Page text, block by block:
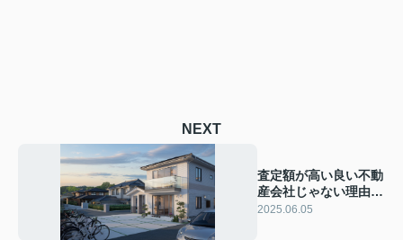
NEXT
査定額が高い良い不動
産会社じゃない理由と
は？信頼できる会社の
2025.06.05